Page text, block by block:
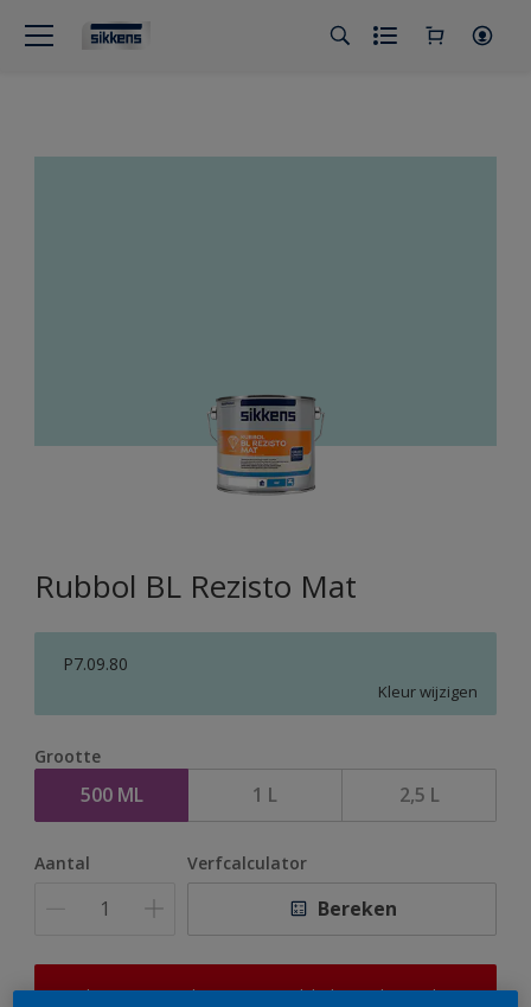
Rubbol BL Rezisto Mat
P7.09.80
Kleur wijzigen
Grootte
500 ML 1 L 2,5 L
Aantal Verfcalculator
Bereken
Op dit moment is het niet mogelijk dit product online